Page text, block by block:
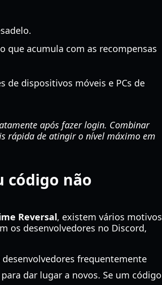
que acumula com as recompensas
de dispositivos móveis e PCs de
após fazer login. Combinar
rápida de atingir o nível máximo em
código não
Reversal, existem vários motivos
os desenvolvedores no Discord,
frequentemente
dar lugar a novos. Se um código